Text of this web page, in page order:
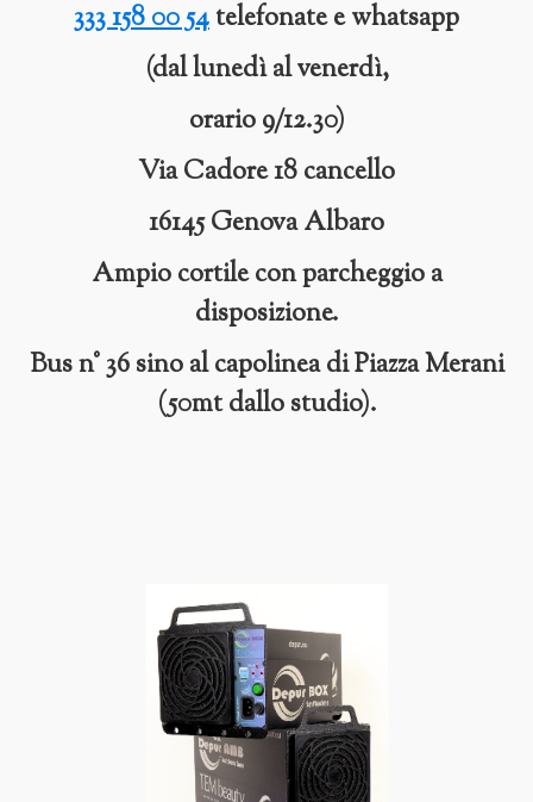
333 158 00 54telefonate e whatsapp
(dal lunedì al venerdì,
orario 9/12.30)
Via Cadore 18 cancello
16145 Genova Albaro
Ampio cortile con parcheggio a
disposizione.
Bus n° 36 sino al capolinea di Piazza Merani
(50mt dallo studio).